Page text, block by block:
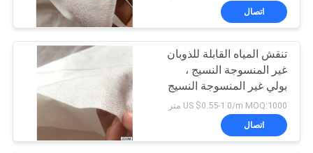
PRIVACY
POLICY
PVA حقيبة قابلة
للذوبان في الماء
72
اتصال
تنقش المياه القابلة للذوبان
غير المنسوجة النسيج ،
بولي غير المنسوجة النسيج
المنسوجة
US $0.55-1.0/m MOQ:1000 متر
اتصال